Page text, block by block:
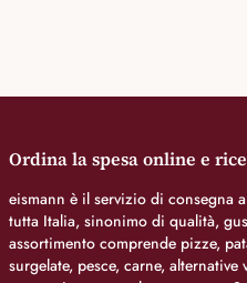
Ordina la spesa online e
eismann è il servizio di consegna
tutta Italia, sinonimo di qualità,
assortimento comprende pizze,
surgelate, pesce, carne,